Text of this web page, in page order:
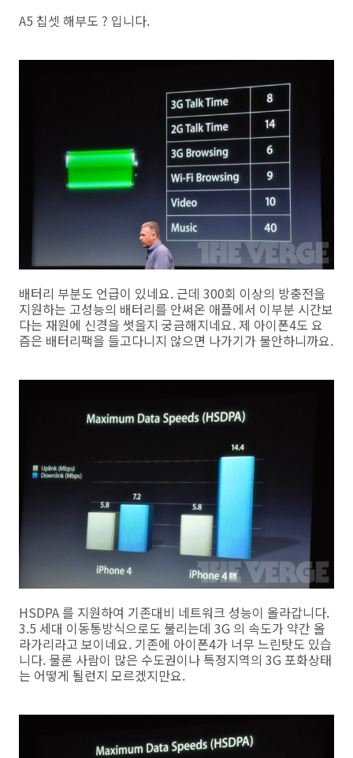
A5 칩셋 해부도 ? 입니다.
배터리 부분도 언급이 있네요. 근데 300회 이상의 방충전을
지원하는 고성능의 배터리를 안써온 애플에서 이부분 시간보
다는 재원에 신경을 썻을지 궁금해지네요. 제 아이폰4도 요
즘은 배터리팩을 들고다니지 않으면 나가기가 불안하니까요.
HSDPA 를 지원하여 기존대비 네트워크 성능이 올라갑니다.
3.5 세대 이동통방식으로도 불리는데 3G 의 속도가 약간 올
라가리라고 보이네요. 기존에 아이폰4가 너무 느린탓도 있습
니다. 물론 사람이 많은 수도권이나 특정지역의 3G 포화상태
는 어떻게 될런지 모르겠지만요.